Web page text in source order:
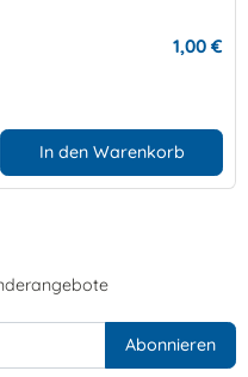
1,00 €
In den Warenkorb